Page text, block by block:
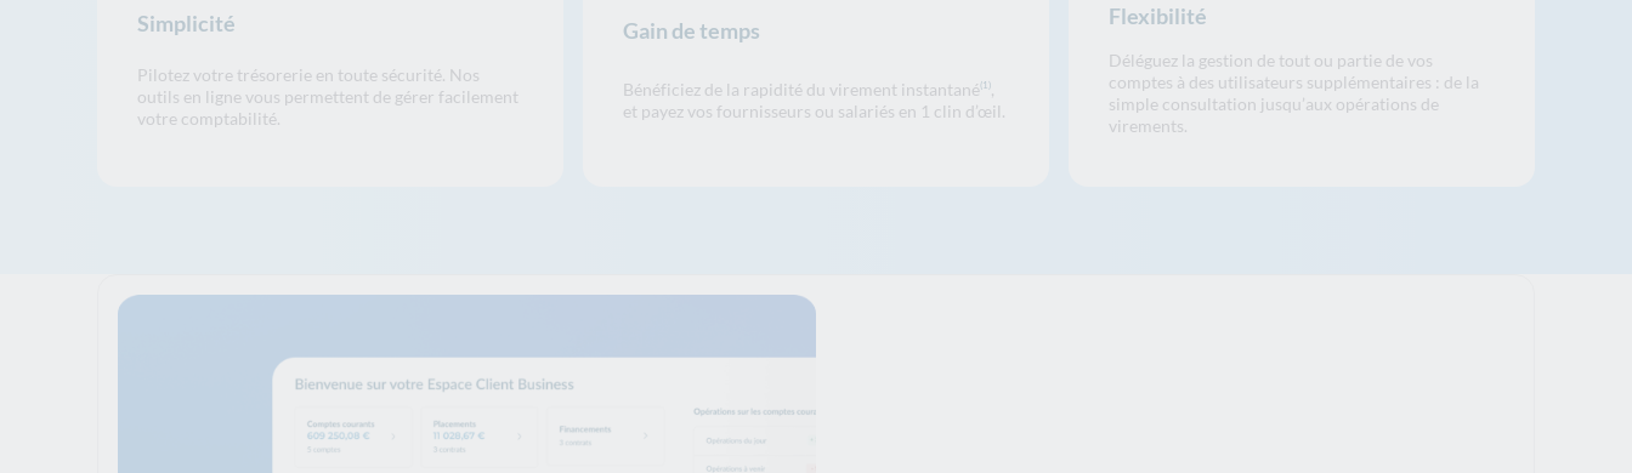
Simplicité
Pilotez votre trésorerie en toute sécurité. Nos
outils en ligne vous permettent de gérer facilement
votre comptabilité.
Gain de temps
Bénéficiez de la rapidité du virement instantané (1),
et payez vos fournisseurs ou salariés en 1 clin d’œil.
Flexibilité
Déléguez la gestion de tout ou partie de vos
comptes à des utilisateurs supplémentaires : de la
simple consultation jusqu’aux opérations de
virements.